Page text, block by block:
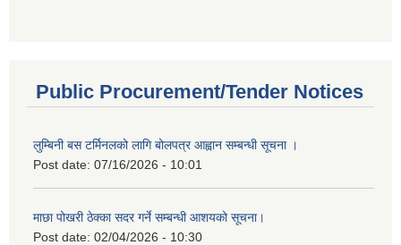
Public Procurement/Tender Notices
लुम्बिनी बस टर्मिनलको लागि बोलपत्र आह्वान सम्बन्धी सूचना ।
Post date: 07/16/2026 - 10:01
माछा पोखरी ठेक्का सदर गर्ने सम्बन्धी आशयको सूचना।
Post date: 02/04/2026 - 10:30